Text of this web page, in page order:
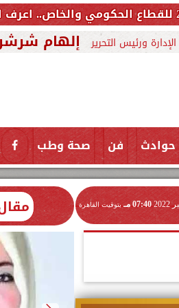
ورئيس التحرير إلهام
حوادث فن صحة وطب
07:40 مـ بتوقيت القاهرة